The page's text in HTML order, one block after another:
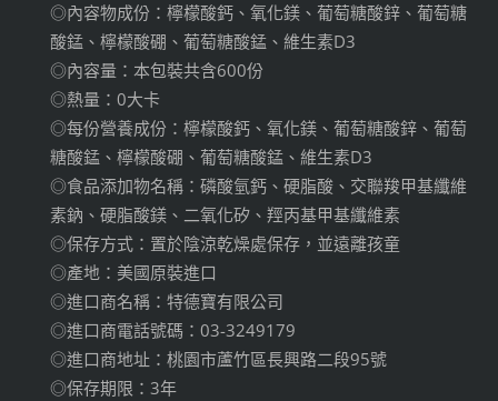
◎內容物成份：檸檬酸鈣、氧化鎂、葡萄糖酸鋅、葡萄糖
酸錳、檸檬酸硼、葡萄糖酸錳、維生素D3
◎內容量：本包裝共含600份
◎熱量：0大卡
◎每份營養成份：檸檬酸鈣、氧化鎂、葡萄糖酸鋅、葡萄
糖酸錳、檸檬酸硼、葡萄糖酸錳、維生素D3
◎食品添加物名稱：磷酸氫鈣、硬脂酸、交聯羧甲基纖維
素鈉、硬脂酸鎂、二氧化矽、羥丙基甲基纖維素
◎保存方式：置於陰涼乾燥處保存，並遠離孩童
◎產地：美國原裝進口
◎進口商名稱：特德寶有限公司
◎進口商電話號碼：03-3249179
◎進口商地址：桃園市蘆竹區長興路二段95號
◎保存期限：3年